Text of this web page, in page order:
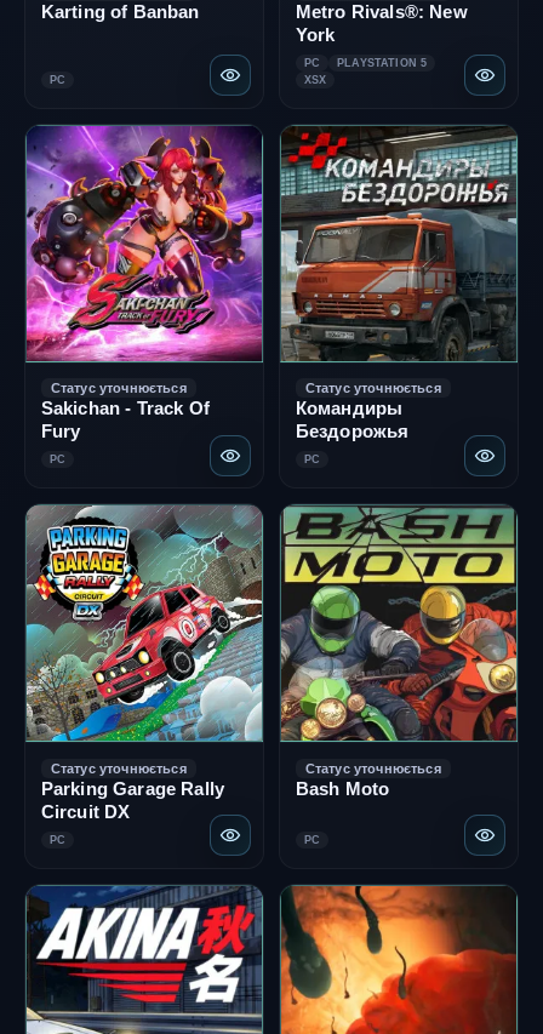
Karting of Banban
PC
Metro Rivals®: New
York
PC
PLAYSTATION 5
XSX
Статус уточнюється
Sakichan - Track Of
Fury
PC
Статус уточнюється
Командиры
Бездорожья
PC
Статус уточнюється
Parking Garage Rally
Circuit DX
PC
Статус уточнюється
Bash Moto
PC